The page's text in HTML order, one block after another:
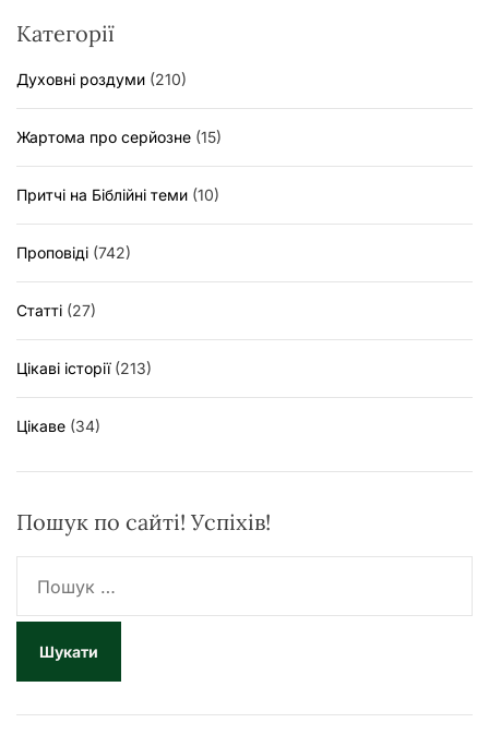
Категорії
Духовні роздуми (210)
Жартома про серйозне (15)
Притчі на Біблійні теми (10)
Проповіді (742)
Статті (27)
Цікаві історії(213)
Цікаве (34)
Пошук по сайті! Успіхів!
ш
к